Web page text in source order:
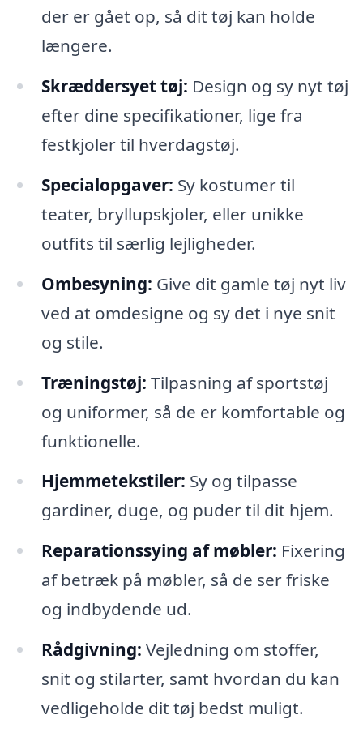
der er gået op, så dit tøj kan holde
længere.
Skræddersyet tøj: Design og sy nyt tøj
efter dine specifikationer, lige fra
festkjoler til hverdagstøj.
Specialopgaver: Sy kostumer til
teater, bryllupskjoler, eller unikke
outfits til særlig lejligheder.
Ombesyning: Give dit gamle tøj nyt liv
ved at omdesigne og sy det i nye snit
og stile.
Træningstøj: Tilpasning af sportstøj
og uniformer, så de er komfortable og
funktionelle.
Hjemmetekstiler: Sy og tilpasse
gardiner, duge, og puder til dit hjem.
Reparationssying af møbler: Fixering
af betræk på møbler, så de ser friske
og indbydende ud.
Rådgivning: Vejledning om stoffer,
snit og stilarter, samt hvordan du kan
vedligeholde dit tøj bedst muligt.